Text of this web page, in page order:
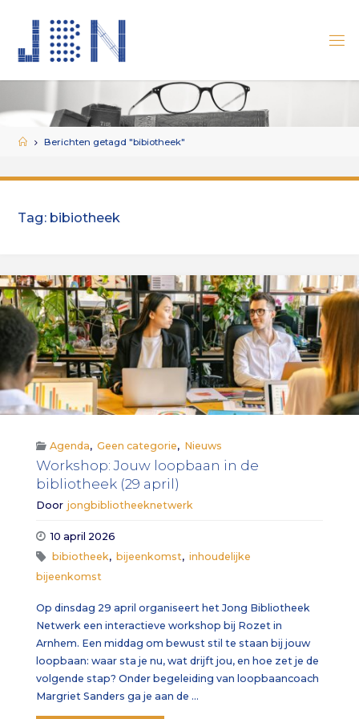
inhoud
HomeBerichten getagd "bibiotheek"
Tag: bibiotheek
Agenda, Geen categorie, Nieuws
Workshop: Jouw loopbaan in de
bibliotheek (29 april)
Door jongbibliotheeknetwerk
10 april 2026
bibiotheek, bijeenkomst, inhoudelijke
bijeenkomst
Op dinsdag 29 april organiseert het Jong Bibliotheek
Netwerk een interactieve workshop bij Rozet in
Arnhem. Een middag om bewust stil te staan bij jouw
loopbaan: waar sta je nu, wat drijft jou, en hoe zet je de
volgende stap? Onder begeleiding van loopbaancoach
Margriet Sanders ga je aan de …